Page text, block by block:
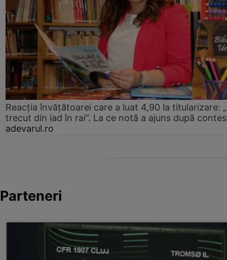
Reacția învățătoarei care a luat 4,90 la titularizare:
trecut din iad în rai”. La ce notă a ajuns după
adevarul.ro
Parteneri